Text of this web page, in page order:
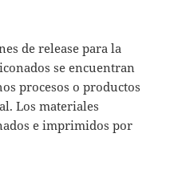
de release para la
se encuentran
procesos o productos
Los materiales
e imprimidos por